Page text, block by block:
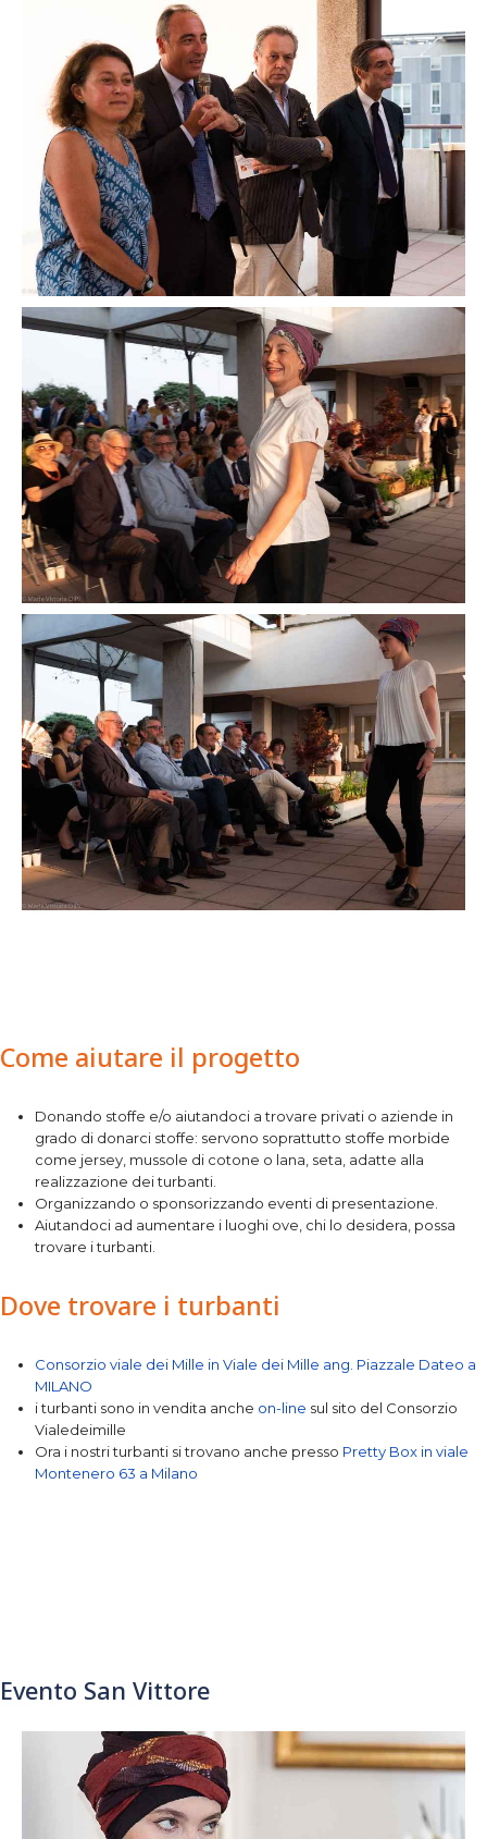
Come aiutare il progetto
Donando stoffe e/o aiutandoci a trovare privati o aziende in
grado di donarci stoffe: servono soprattutto stoffe morbide
come jersey, mussole di cotone o lana, seta, adatte alla
realizzazione dei turbanti.
Organizzando o sponsorizzando eventi di presentazione.
Aiutandoci ad aumentare i luoghi ove, chi lo desidera, possa
trovare i turbanti.
Dove trovare i turbanti
Consorzio viale dei Mille in Viale dei Mille ang. Piazzale Dateo a
MILANO
i turbanti sono in vendita anche on-line sul sito del Consorzio
Vialedeimille
Ora i nostri turbanti si trovano anche presso Pretty Box in viale
Montenero 63 a Milano
Evento San Vittore